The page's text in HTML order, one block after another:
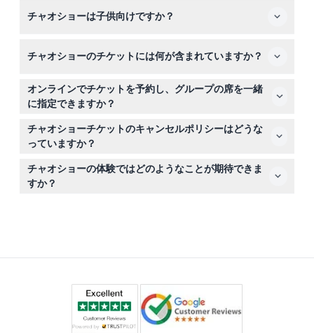
ョーの会場内への外部の食べ物や飲み物の持ち込みは禁止
チャオショーは子供向けですか？
スに入場するには身長が少なくとも120cm以上である必
チャオショーのチケットには何が含まれていますか？
チケットにはショーの入場、伝統的なベトナム料理9品を
含むセットメニュー、飲み物やアルコールも含まれていま
す。
オンラインでチケットを予約し、グループの席を一緒
に指定できますか？
はい、このウェブサイトでオンライン予約が可能です。グ
ループの方々が一緒に座れるように、必ず同じ注文で全て
のチケットを予約してください。
チャオショーチケットのキャンセルポリシーはどうな
っていますか？
ご予約後のチャオショーチケットは返金不可で、キャンセ
ルや変更もできませんのでご了承ください。
チャオショーの体験ではどのようなことが期待できま
すか？